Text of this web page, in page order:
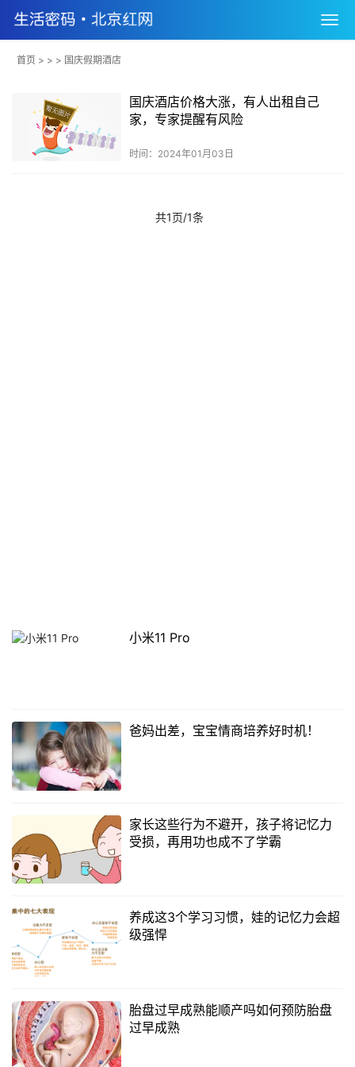
首页 > > > 国庆假期酒店
国庆酒店价格大涨，有人出租自己
家，专家提醒有风险
时间：2024年01月03日
共1页/1条
小米11 Pro
爸妈出差，宝宝情商培养好时机！
家长这些行为不避开，孩子将记忆力
受损，再用功也成不了学霸
养成这3个学习习惯，娃的记忆力会超
级强悍
胎盘过早成熟能顺产吗如何预防胎盘
过早成熟